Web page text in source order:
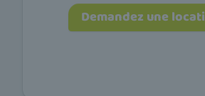
Demandez une